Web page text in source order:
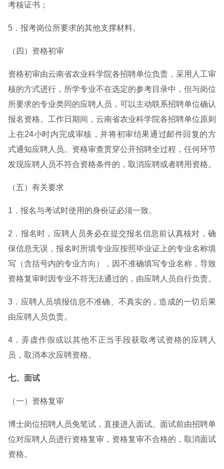
考核证书；
5．报考岗位所要求的其他支撑材料。
（四）资格初审
资格初审由云南省农业科学院各招聘单位负责，采用人工审
核的方式进行，所学专业不在选定的参考目录中，但与岗位
所要求的专业类同的应聘人员，可以主动联系招聘单位确认
报名资格。工作日期间，云南省农业科学院各招聘单位原则
上在24小时内完成审核，并将初审结果通过邮件回复的方
式通知应聘人员。资格审查贯穿公开招聘全过程，任何环节
发现应聘人员不符合资格条件的，取消应聘或者聘用资格。
（五）有关要求
1．报名与考试时使用的身份证必须一致。
2．报名时，应聘人员务必在提交报名信息前认真核对，确
保信息无误，报名时所填专业应按照毕业证上的专业名称填
写（含括号内的专业方向），因不准确填写专业名称，导致
资格复审时因专业不符无法通过的，由应聘人员自行负责。
3．应聘人员填报信息不准确、不真实的，造成的一切后果
由应聘人员负责。
4．弄虚作假或以其他不正当手段获取考试资格的应聘人
员，取消本次应聘资格。
七、面试
（一）资格复审
博士岗位招聘人员免笔试，直接进入面试。面试前由招聘单
位对应聘人员进行资格复审，资格复审不合格的，取消面试
资格。